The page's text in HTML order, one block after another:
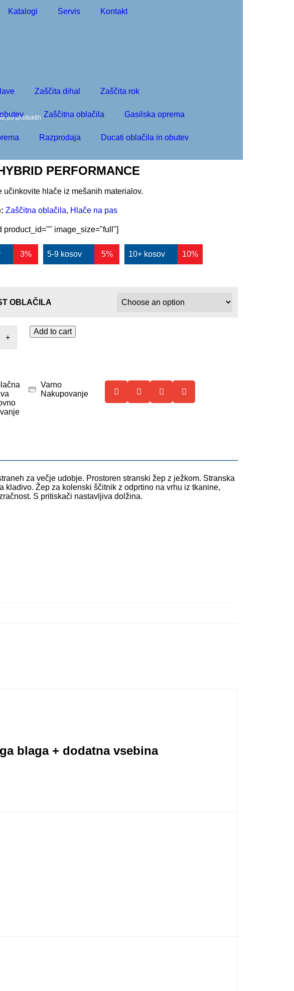
Katalogi Servis Kontakt
Zaščita dihal Zaščita rok
Zaščitna oblačila Gasilska oprema
Razprodaja Ducati oblačila in obutev
PERFORMANCE
učinkovite hlače iz mešanih materialov.
Zaščitna oblačila, Hlače na pas
product_id="" image_size="full"]
3% 5-9 kosov 5% 10+ kosov 10%
OBLAČILA
+
Add to cart
Varno
Nakupovanje
za večje udobje. Prostoren stranski žep z ježkom. Stranska
Žep za kolenski ščitnik z odprtino na vrhu iz tkanine,
S pritiskači nastavljiva dolžina.
blaga + dodatna vsebina